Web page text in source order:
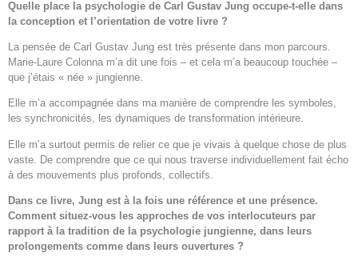
Quelle place la psychologie de Carl Gustav Jung occupe-t-elle dans
la conception et l’orientation de votre livre ?
La pensée de Carl Gustav Jung est très présente dans mon parcours.
Marie-Laure Colonna m’a dit une fois – et cela m’a beaucoup touchée –
que j’étais « née » jungienne.
Elle m’a accompagnée dans ma manière de comprendre les symboles,
les synchronicités, les dynamiques de transformation intérieure.
Elle m’a surtout permis de relier ce que je vivais à quelque chose de plus
vaste. De comprendre que ce qui nous traverse individuellement fait écho
à des mouvements plus profonds, collectifs.
Dans ce livre, Jung est à la fois une référence et une présence.
Comment situez-vous les approches de vos interlocuteurs par
rapport à la tradition de la psychologie jungienne, dans leurs
prolongements comme dans leurs ouvertures ?